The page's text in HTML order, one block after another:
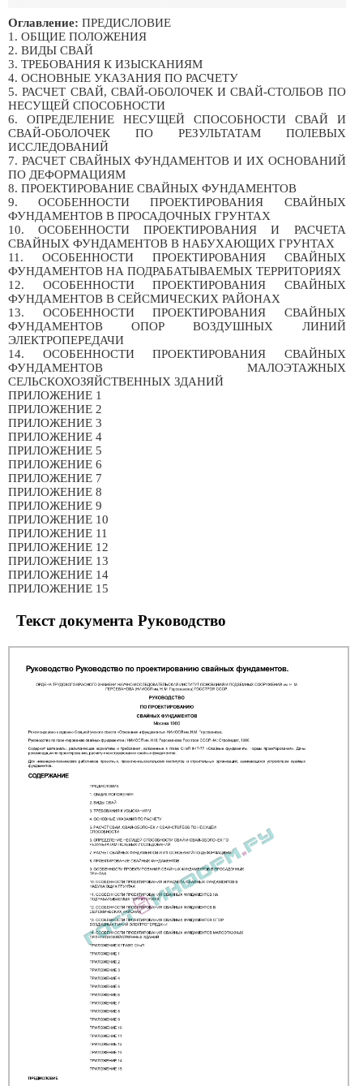
Оглавление: ПРЕДИСЛОВИЕ
1. ОБЩИЕ ПОЛОЖЕНИЯ
2. ВИДЫ СВАЙ
3. ТРЕБОВАНИЯ К ИЗЫСКАНИЯМ
4. ОСНОВНЫЕ УКАЗАНИЯ ПО РАСЧЕТУ
5. РАСЧЕТ СВАЙ, СВАЙ-ОБОЛОЧЕК И СВАЙ-СТОЛБОВ ПО
НЕСУЩЕЙ СПОСОБНОСТИ
6. ОПРЕДЕЛЕНИЕ НЕСУЩЕЙ СПОСОБНОСТИ СВАЙ И
СВАЙ-ОБОЛОЧЕК ПО РЕЗУЛЬТАТАМ ПОЛЕВЫХ
ИССЛЕДОВАНИЙ
7. РАСЧЕТ СВАЙНЫХ ФУНДАМЕНТОВ И ИХ ОСНОВАНИЙ
ПО ДЕФОРМАЦИЯМ
8. ПРОЕКТИРОВАНИЕ СВАЙНЫХ ФУНДАМЕНТОВ
9. ОСОБЕННОСТИ ПРОЕКТИРОВАНИЯ СВАЙНЫХ
ФУНДАМЕНТОВ В ПРОСАДОЧНЫХ ГРУНТАХ
10. ОСОБЕННОСТИ ПРОЕКТИРОВАНИЯ И РАСЧЕТА
СВАЙНЫХ ФУНДАМЕНТОВ В НАБУХАЮЩИХ ГРУНТАХ
11. ОСОБЕННОСТИ ПРОЕКТИРОВАНИЯ СВАЙНЫХ
ФУНДАМЕНТОВ НА ПОДРАБАТЫВАЕМЫХ ТЕРРИТОРИЯХ
12. ОСОБЕННОСТИ ПРОЕКТИРОВАНИЯ СВАЙНЫХ
ФУНДАМЕНТОВ В СЕЙСМИЧЕСКИХ РАЙОНАХ
13. ОСОБЕННОСТИ ПРОЕКТИРОВАНИЯ СВАЙНЫХ
ФУНДАМЕНТОВ ОПОР ВОЗДУШНЫХ ЛИНИЙ
ЭЛЕКТРОПЕРЕДАЧИ
14. ОСОБЕННОСТИ ПРОЕКТИРОВАНИЯ СВАЙНЫХ
ФУНДАМЕНТОВ МАЛОЭТАЖНЫХ
СЕЛЬСКОХОЗЯЙСТВЕННЫХ ЗДАНИЙ
ПРИЛОЖЕНИЕ 1
ПРИЛОЖЕНИЕ 2
ПРИЛОЖЕНИЕ 3
ПРИЛОЖЕНИЕ 4
ПРИЛОЖЕНИЕ 5
ПРИЛОЖЕНИЕ 6
ПРИЛОЖЕНИЕ 7
ПРИЛОЖЕНИЕ 8
ПРИЛОЖЕНИЕ 9
ПРИЛОЖЕНИЕ 10
ПРИЛОЖЕНИЕ 11
ПРИЛОЖЕНИЕ 12
ПРИЛОЖЕНИЕ 13
ПРИЛОЖЕНИЕ 14
ПРИЛОЖЕНИЕ 15
Текст документа Руководство